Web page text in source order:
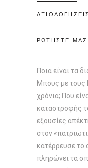
ΡΩΤΗΣΤΕ ΜΑΣ
Ποια είναι τα
Μπους με τους
χρόνια; Που
καταστροφής
εξουσίες
στον
κατέρρευσε το
πληρώνει τα